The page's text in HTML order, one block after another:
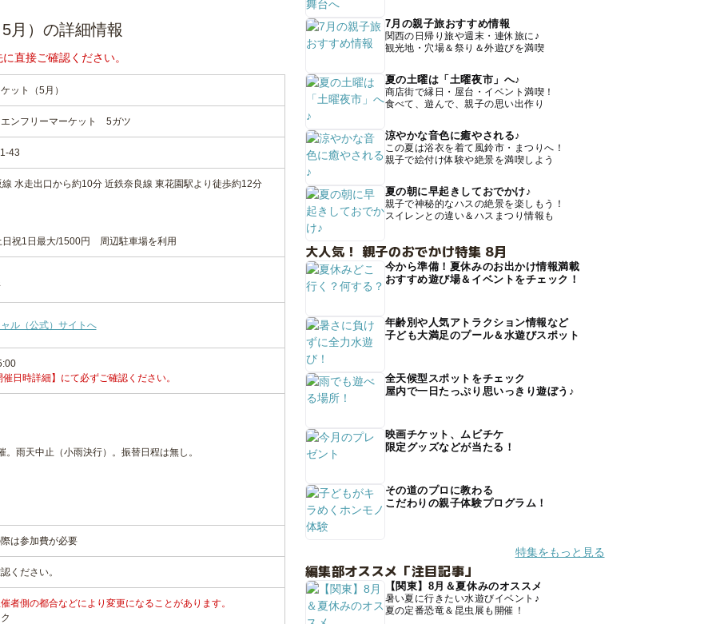
月）の詳細情報
直接ご確認ください。
ット（5月）
ンフリーマーケット 5ガツ
43
水走出口から約10分 近鉄奈良線 東花園駅より徒歩約12分
祝1日最大/1500円 周辺駐車場を利用
ル（公式）サイトへ
日時詳細】にて必ずご確認ください。
雨天中止（小雨決行）。振替日程は無し。
は参加費が必要
ください。
者側の都合などにより変更になることがあります。
7月の親子旅おすすめ情報
関西の日帰り旅や週末・連休旅に♪
観光地・穴場＆祭り＆外遊びを満喫
夏の土曜は「土曜夜市」へ♪
商店街で縁日・屋台・イベント満喫！
食べて、遊んで、親子の思い出作り
涼やかな音色に癒やされる♪
この夏は浴衣を着て風鈴市・まつりへ！
親子で絵付け体験や絶景を満喫しよう
夏の朝に早起きしておでかけ♪
親子で神秘的なハスの絶景を楽しもう！
スイレンとの違い＆ハスまつり情報も
大人気！ 親子のおでかけ特集 8月
今から準備！夏休みのお出かけ情報満載
おすすめ遊び場＆イベントをチェック！
年齢別や人気アトラクション情報など
子ども大満足のプール＆水遊びスポット
全天候型スポットをチェック
屋内で一日たっぷり思いっきり遊ぼう♪
映画チケット、ムビチケ
限定グッズなどが当たる！
その道のプロに教わる
こだわりの親子体験プログラム！
特集をもっと見る
編集部オススメ「注目記事」
【関東】8月＆夏休みのオススメ
暑い夏に行きたい水遊びイベント♪
夏の定番恐竜＆昆虫展も開催！